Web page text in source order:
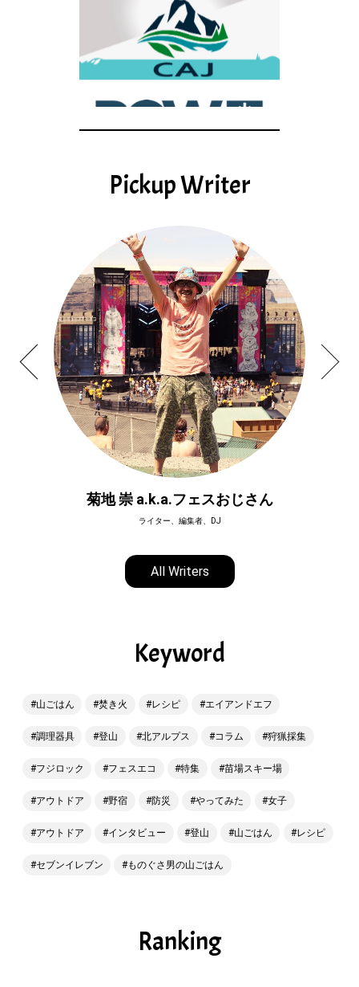
Pickup Writer
菊地 崇 a.k.a.フェスおじさん
ライター、編集者、DJ
All Writers
Keyword
山ごはん 焚き火 レシピ エイアンドエフ
調理器具 登山 北アルプス コラム 狩猟採集
フジロック フェスエコ 特集 苗場スキー場
アウトドア 野宿 防災 やってみた 女子
アウトドア インタビュー 登山 山ごはん レシピ
セブンイレブン ものぐさ男の山ごはん
Ranking